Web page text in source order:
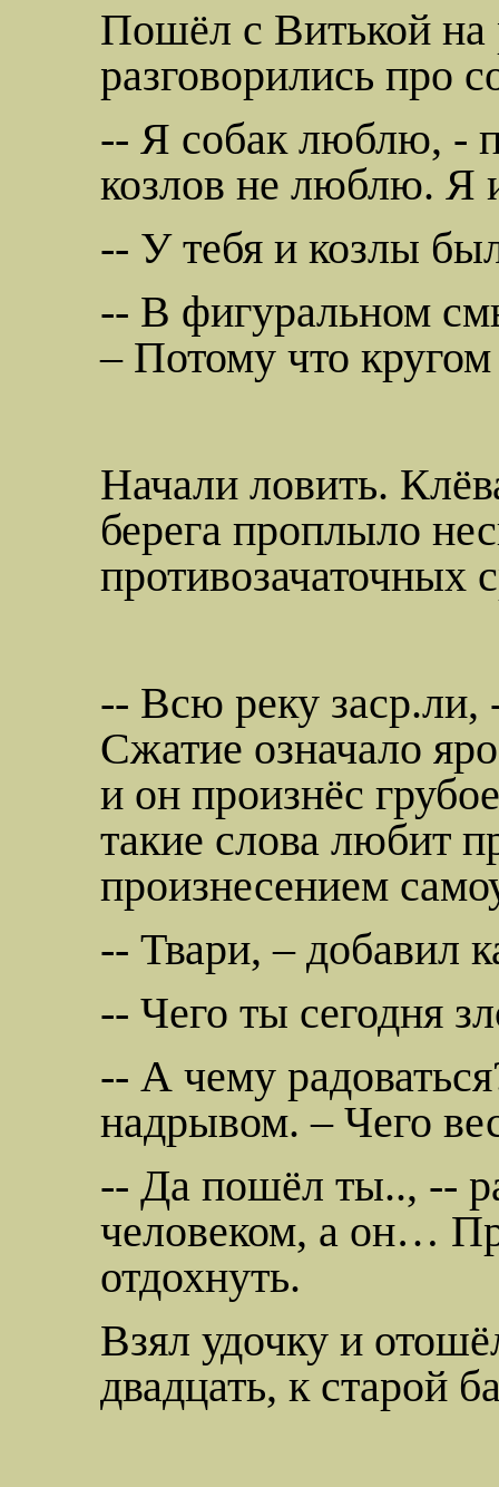
Пошёл с Витькой
разговорились про
-- Я собак люблю, -
козлов не люблю. Я
-- У тебя и козлы
-- В фигуральном
– Потому что
Начали ловить.
берега проплыло
противозачаточных
-- Всю реку заср.ли,
Сжатие означало
и он произнёс
такие слова любит
произнесением
-- Твари, – добавил
-- Чего ты сегодня
-- А чему
надрывом. – Чего
-- Да пошёл ты.., --
человеком, а он…
отдохнуть.
Взял удочку и
двадцать, к старой